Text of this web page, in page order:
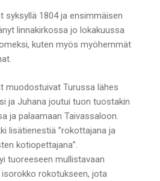
syksyllä 1804 ja ensimmäisen
linnakirkossa jo lokakuussa
kuten myös myöhemmät
muodostuivat Turussa lähes
ja Juhana joutui tuon tuostakin
ja palaamaan Taivassaloon.
lisätienestiä ”rokottajana ja
kotiopettajana”.
tuoreeseen mullistavaan
rokotukseen, jota